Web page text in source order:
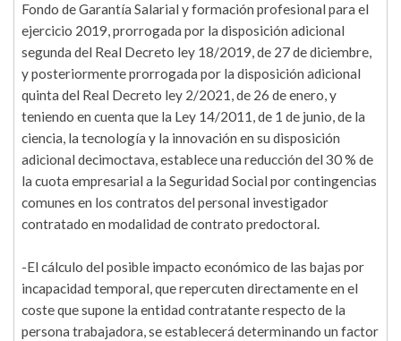
Fondo de Garantía Salarial y formación profesional para el
ejercicio 2019, prorrogada por la disposición adicional
segunda del Real Decreto ley 18/2019, de 27 de diciembre,
y posteriormente prorrogada por la disposición adicional
quinta del Real Decreto ley 2/2021, de 26 de enero, y
teniendo en cuenta que la Ley 14/2011, de 1 de junio, de la
ciencia, la tecnología y la innovación en su disposición
adicional decimoctava, establece una reducción del 30 % de
la cuota empresarial a la Seguridad Social por contingencias
comunes en los contratos del personal investigador
contratado en modalidad de contrato predoctoral.
-El cálculo del posible impacto económico de las bajas por
incapacidad temporal, que repercuten directamente en el
coste que supone la entidad contratante respecto de la
persona trabajadora, se establecerá determinando un factor